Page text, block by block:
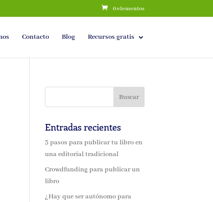
0 elementos
Contacto Blog Recursos gratis
Entradas recientes
3 pasos para publicar tu libro en
una editorial tradicional
Crowdfunding para publicar un
libro
¿Hay que ser autónomo para